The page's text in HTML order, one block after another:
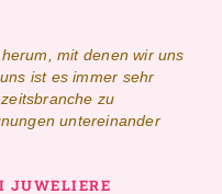
mit denen wir uns
ist es immer sehr
zu
untereinander
JUWELIERE